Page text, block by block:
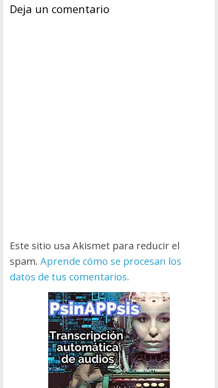
Deja un comentario
Este sitio usa Akismet para reducir el
spam. Aprende cómo se procesan los
datos de tus comentarios.